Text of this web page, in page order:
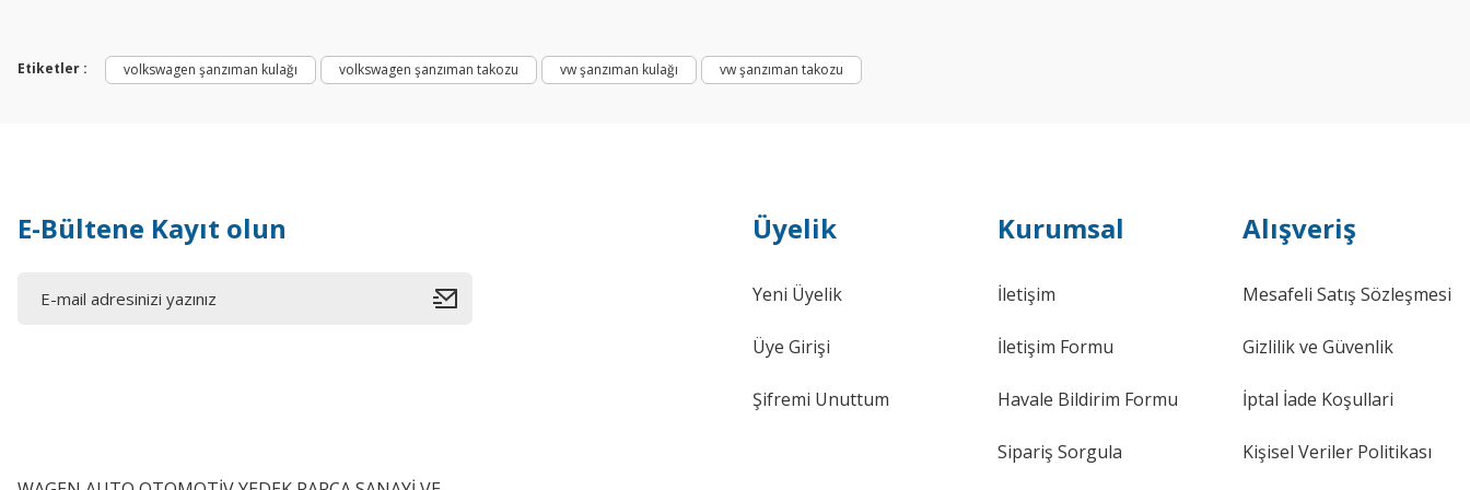
Caddy Motor Kulağı Sağ 1.9TDI 1H0199262B Made In Germany
Etiketler : volkswagen şanzıman kulağı volkswagen şanzıman takozu vw şanzıman kulağı vw şanzıman takozu
E-Bültene Kayıt olun Üyelik
Yeni Üyelik
Üye Girişi
Şifremi Unuttum
Kurumsal
İletişim
İletişim Formu
Havale Bildirim Formu
Sipariş Sorgula
Alışveriş
Mesafeli Satış Sözleşmesi
Gizlilik ve Güvenlik
İptal İade Koşullari
Kişisel Veriler Politikası